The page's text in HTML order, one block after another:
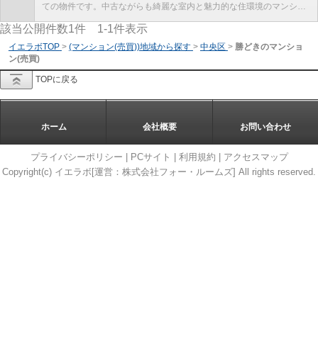
ての物件です。中古ながらも綺麗な室内と魅力的な住環境のマンショ
該当公開件数1件 1-1件表示
イエラボTOP > (マンション(売買))地域から探す > 中央区 > 勝どきのマンショ
ン(売買)
TOPに戻る
ホーム 会社概要 お問い合わせ
プライバシーポリシー PCサイト 利用規約
アクセスマップ
Copyright(c) イエラボ[運営：株式会社フォー・ルームズ] All rights reserved.